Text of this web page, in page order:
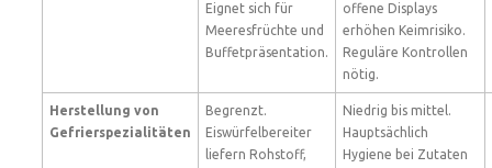
Eignet sich für
Meeresfrüchte und
Buffetpräsentation.
offene Displays
erhöhen Keimrisiko.
Reguläre Kontrollen
nötig.
Herstellung von
Gefrierspezialitäten
Begrenzt.
Eiswürfelbereiter
liefern Rohstoff,
Niedrig bis mittel.
Hauptsächlich
Hygiene bei Zutaten